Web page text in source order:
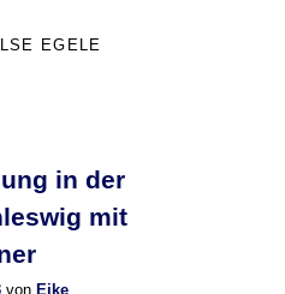
ILSE EGELE
in der
mit
von Eike